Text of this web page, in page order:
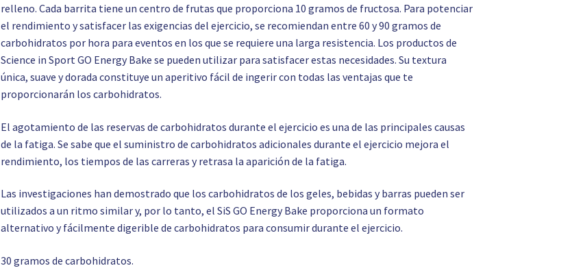
relleno. Cada barrita tiene un centro de frutas que proporciona 10 gramos de fructosa. Para potenciar
el rendimiento y satisfacer las exigencias del ejercicio, se recomiendan entre 60 y 90 gramos de
carbohidratos por hora para eventos en los que se requiere una larga resistencia. Los productos de
Science in Sport GO Energy Bake se pueden utilizar para satisfacer estas necesidades. Su textura
única, suave y dorada constituye un aperitivo fácil de ingerir con todas las ventajas que te
proporcionarán los carbohidratos.
El agotamiento de las reservas de carbohidratos durante el ejercicio es una de las principales causas
de la fatiga. Se sabe que el suministro de carbohidratos adicionales durante el ejercicio mejora el
rendimiento, los tiempos de las carreras y retrasa la aparición de la fatiga.
Las investigaciones han demostrado que los carbohidratos de los geles, bebidas y barras pueden ser
utilizados a un ritmo similar y, por lo tanto, el SiS GO Energy Bake proporciona un formato
alternativo y fácilmente digerible de carbohidratos para consumir durante el ejercicio.
30 gramos de carbohidratos.